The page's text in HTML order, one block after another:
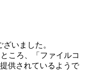
いました。
ころ、「ファイルコ
供されているようで